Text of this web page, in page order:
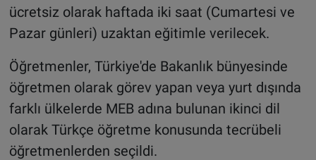
ücretsiz olarak haftada iki saat (Cumartesi ve
Pazar günleri) uzaktan eğitimle verilecek.
Öğretmenler, Türkiye'de Bakanlık bünyesinde
öğretmen olarak görev yapan veya yurt dışında
farklı ülkelerde MEB adına bulunan ikinci dil
olarak Türkçe öğretme konusunda tecrübeli
öğretmenlerden seçildi.